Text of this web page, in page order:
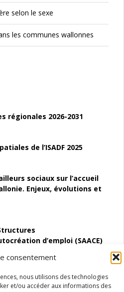
consentement
nous utilisons des technologies
et/ou accéder aux informations des
selon le sexe
les communes wallonnes
régionales 2026-2031
de l’ISADF 2025
sociaux sur l’accueil
Enjeux, évolutions et
d’emploi (SAACE)
la situation en